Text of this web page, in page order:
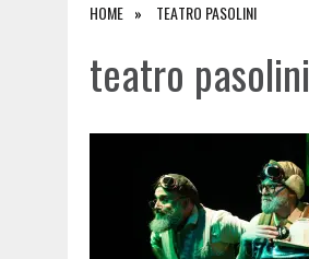
HOME TEATRO PASOLINI
teatro pasolini